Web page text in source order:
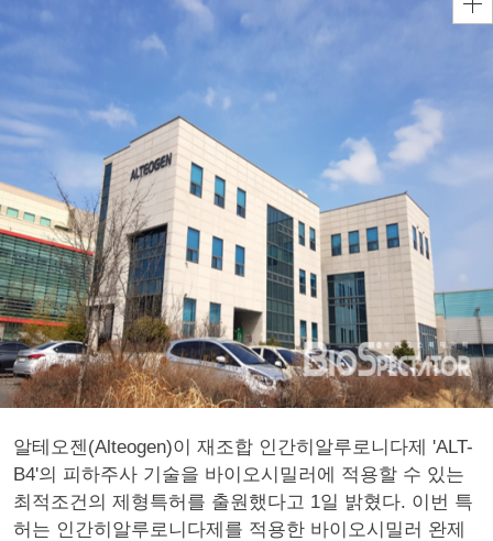
알테오젠(Alteogen)이 재조합 인간히알루로니다제 'ALT-
B4'의 피하주사 기술을 바이오시밀러에 적용할 수 있는
최적조건의 제형특허를 출원했다고 1일 밝혔다. 이번 특
허는 인간히알루로니다제를 적용한 바이오시밀러 완제